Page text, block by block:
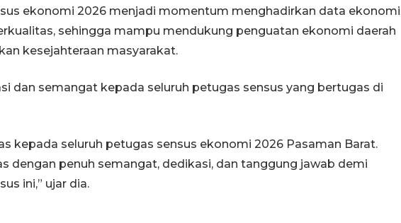
ekonomi 2026 menjadi momentum menghadirkan data ekonomi
sehingga mampu mendukung penguatan ekonomi daerah
kesejahteraan masyarakat.
dan semangat kepada seluruh petugas sensus yang bertugas di
kepada seluruh petugas sensus ekonomi 2026 Pasaman Barat.
dengan penuh semangat, dedikasi, dan tanggung jawab demi
ini,” ujar dia.
Penyelesaian pembentukan
Kopdes Merah Putih di